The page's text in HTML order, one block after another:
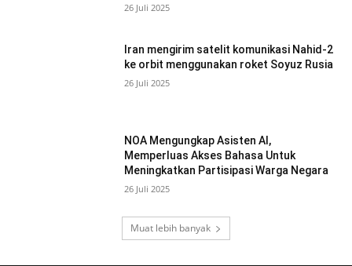
26 Juli 2025
Iran mengirim satelit komunikasi Nahid-2
ke orbit menggunakan roket Soyuz Rusia
26 Juli 2025
NOA Mengungkap Asisten AI,
Memperluas Akses Bahasa Untuk
Meningkatkan Partisipasi Warga Negara
26 Juli 2025
Muat lebih banyak